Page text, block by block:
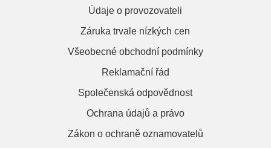
Údaje o provozovateli
Záruka trvale nízkých cen
Všeobecné obchodní podmínky
Reklamační řád
Společenská odpovědnost
Ochrana údajů a právo
Zákon o ochraně oznamovatelů